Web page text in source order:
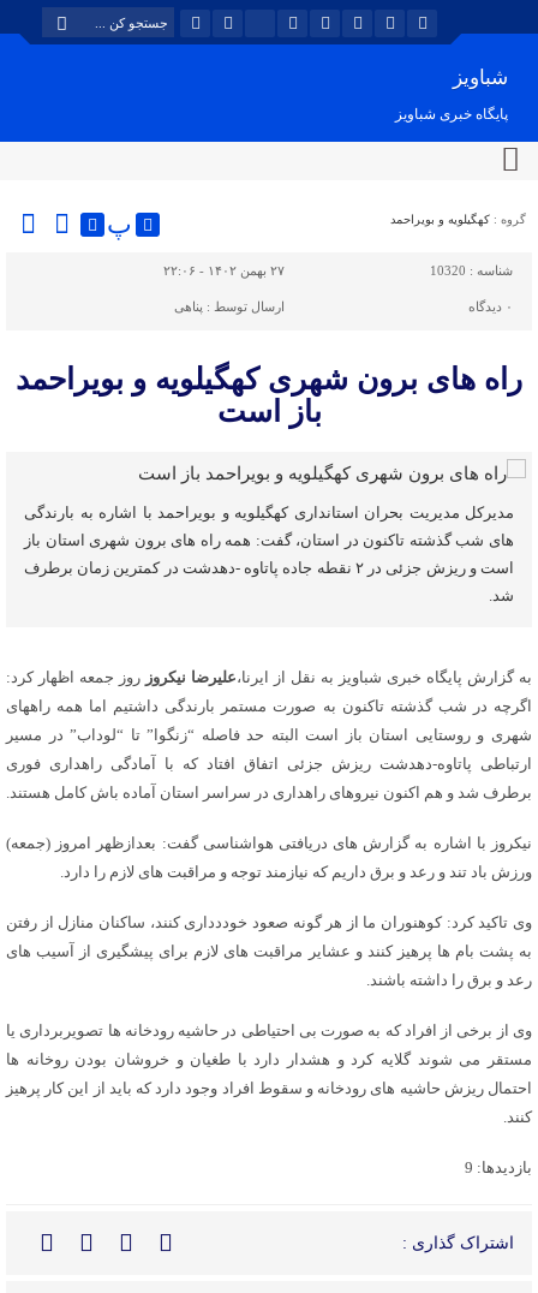
شباویز
پایگاه خبری شباویز
گروه : کهگیلویه و بویراحمد پ
شناسه : 10320 ۲۷ بهمن ۱۴۰۲ - ۲۲:۰۶
۰ دیدگاه ارسال توسط : پناهی
راه های برون شهری کهگیلویه و بویراحمد
باز است
مدیرکل مدیریت بحران استانداری کهگیلویه و بویراحمد با اشاره به بارندگی
های شب گذشته تاکنون در استان، گفت: همه راه های برون شهری استان باز
است و ریزش جزئی در ۲ نقطه جاده پاتاوه -دهدشت در کمترین زمان برطرف
شد.
به گزارش پایگاه خبری شباویز به نقل از ایرنا،علیرضا نیکروز روز جمعه اظهار کرد:
اگرچه در شب گذشته تاکنون به صورت مستمر بارندگی داشتیم اما همه راههای
شهری و روستایی استان باز است البته حد فاصله “زنگوا” تا “لوداب” در مسیر
ارتباطی پاتاوه-دهدشت ریزش جزئی اتفاق افتاد که با آمادگی راهداری فوری
برطرف شد و هم اکنون نیروهای راهداری در سراسر استان آماده باش کامل هستند.
نیکروز با اشاره به گزارش های دریافتی هواشناسی گفت: بعدازظهر امروز (جمعه)
ورزش باد تند و رعد و برق داریم که نیازمند توجه و مراقبت های لازم را دارد.
وی تاکید کرد: کوهنوران ما از هر گونه صعود خوددداری کنند، ساکنان منازل از رفتن
به پشت بام ها پرهیز کنند و عشایر مراقبت های لازم برای پیشگیری از آسیب های
رعد و برق را داشته باشند.
وی از برخی از افراد که به صورت بی احتیاطی در حاشیه رودخانه ها تصویربرداری یا
مستقر می شوند گلایه کرد و هشدار دارد با طغیان و خروشان بودن روخانه ها
احتمال ریزش حاشیه های رودخانه و سقوط افراد وجود دارد که باید از این کار پرهیز
کنند.
بازدیدها: 9
اشتراک گذاری :